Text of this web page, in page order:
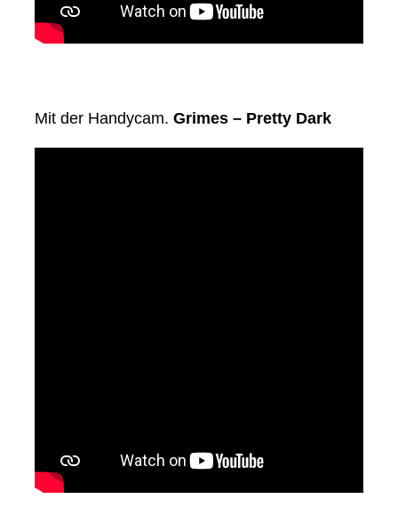
Mit der Handycam. Grimes – Pretty Dark